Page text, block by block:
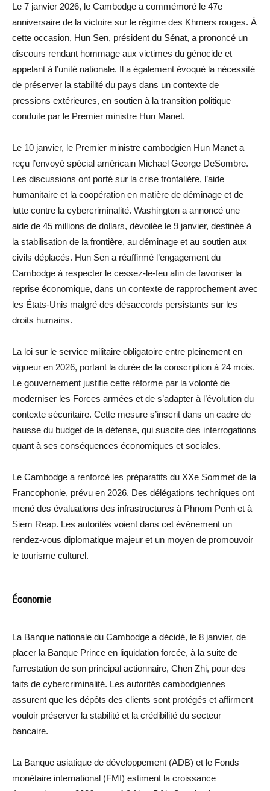
Le 7 janvier 2026, le Cambodge a commémoré le 47e
anniversaire de la victoire sur le régime des Khmers rouges. À
cette occasion, Hun Sen, président du Sénat, a prononcé un
discours rendant hommage aux victimes du génocide et
appelant à l’unité nationale. Il a également évoqué la nécessité
de préserver la stabilité du pays dans un contexte de
pressions extérieures, en soutien à la transition politique
conduite par le Premier ministre Hun Manet.
Le 10 janvier, le Premier ministre cambodgien Hun Manet a
reçu l’envoyé spécial américain Michael George DeSombre.
Les discussions ont porté sur la crise frontalière, l’aide
humanitaire et la coopération en matière de déminage et de
lutte contre la cybercriminalité. Washington a annoncé une
aide de 45 millions de dollars, dévoilée le 9 janvier, destinée à
la stabilisation de la frontière, au déminage et au soutien aux
civils déplacés. Hun Sen a réaffirmé l’engagement du
Cambodge à respecter le cessez-le-feu afin de favoriser la
reprise économique, dans un contexte de rapprochement avec
les États-Unis malgré des désaccords persistants sur les
droits humains.
La loi sur le service militaire obligatoire entre pleinement en
vigueur en 2026, portant la durée de la conscription à 24 mois.
Le gouvernement justifie cette réforme par la volonté de
moderniser les Forces armées et de s’adapter à l’évolution du
contexte sécuritaire. Cette mesure s’inscrit dans un cadre de
hausse du budget de la défense, qui suscite des interrogations
quant à ses conséquences économiques et sociales.
Le Cambodge a renforcé les préparatifs du XXe Sommet de la
Francophonie, prévu en 2026. Des délégations techniques ont
mené des évaluations des infrastructures à Phnom Penh et à
Siem Reap. Les autorités voient dans cet événement un
rendez-vous diplomatique majeur et un moyen de promouvoir
le tourisme culturel.
Économie
La Banque nationale du Cambodge a décidé, le 8 janvier, de
placer la Banque Prince en liquidation forcée, à la suite de
l’arrestation de son principal actionnaire, Chen Zhi, pour des
faits de cybercriminalité. Les autorités cambodgiennes
assurent que les dépôts des clients sont protégés et affirment
vouloir préserver la stabilité et la crédibilité du secteur
bancaire.
La Banque asiatique de développement (ADB) et le Fonds
monétaire international (FMI) estiment la croissance